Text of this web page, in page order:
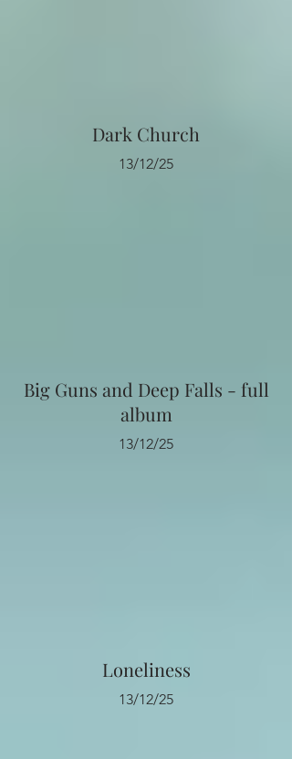
Dark Church
13/12/25
Big Guns and Deep Falls - full
album
13/12/25
Loneliness
13/12/25